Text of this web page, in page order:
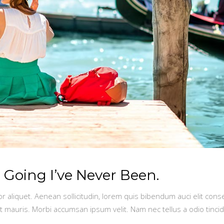
I’ve Never Been.
aliquet. Aenean sollicitudin, lorem quis bibendum auci elit
Morbi accumsan ipsum velit. Nam nec tellus a odio